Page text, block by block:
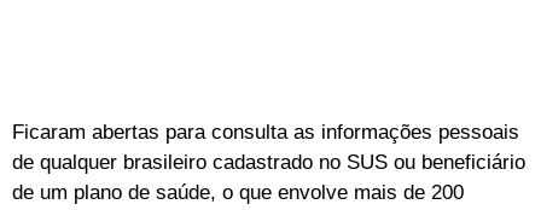
Ficaram abertas para consulta as informações pessoais
de qualquer brasileiro cadastrado no SUS ou beneficiário
de um plano de saúde, o que envolve mais de 200